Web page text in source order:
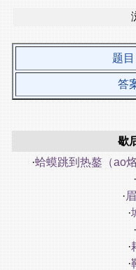
题目
答
歇
·蛤蟆跳到热鏊（ao
·
·
·
·
·
·